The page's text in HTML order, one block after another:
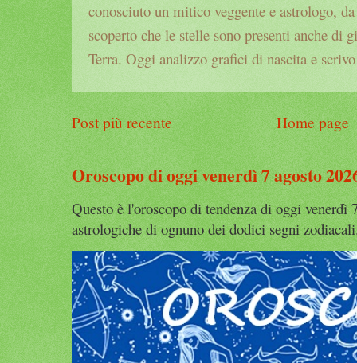
conosciuto un mitico veggente e astrologo,
scoperto che le stelle sono presenti anche di
Terra. Oggi analizzo grafici di nascita e
Post più recente Home page
Oroscopo di oggi venerdì 7 agosto
Questo è l'oroscopo di tendenza di oggi venerdì
astrologiche di ognuno dei dodici segni